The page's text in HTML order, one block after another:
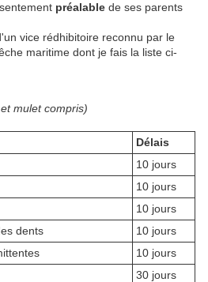
préalable de ses parents
vice rédhibitoire reconnu par le
maritime dont je fais la liste ci-
mulet compris)
Délais
10 jours
10 jours
10 jours
dents
10 jours
10 jours
30 jours